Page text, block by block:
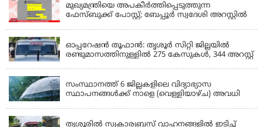
മുഖ്യമന്ത്രിയെ അപകീർത്തിപ്പെടുത്തുന്ന
ഫേസ്‌ബുക്ക് പോസ്റ്റ്; ബേപ്പൂർ സ്വദേശി അറസ്റ്റിൽ
ഓപ്പറേഷൻ തൂഫാൻ: തൃശൂർ സിറ്റി ജില്ലയിൽ
രണ്ടുമാസത്തിനുള്ളിൽ 275 കേസുകൾ, 344 അറസ്റ്റ്
സംസ്ഥാനത്ത് 6 ജില്ലകളിലെ വിദ്യാഭ്യാസ
സ്ഥാപനങ്ങൾക്ക് നാളെ (വെള്ളിയാഴ്ച) അവധി
തൃശൂരിൽ സ്വകാര്യബസ് വാഹനങ്ങളില്‍ ഇടിച്ച്